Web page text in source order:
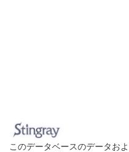
このデータベースのデータお